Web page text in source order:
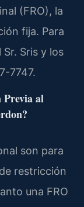
(FRO), la
fija. Para
Sris y los
7747.
Previa al
son para
restricción
una FRO